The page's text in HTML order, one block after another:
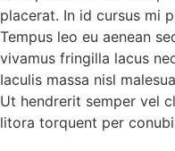
placerat. In id cursus mi
Tempus leo eu aenean
vivamus fringilla lacus
Iaculis massa nisl
Ut hendrerit semper vel
litora torquent per